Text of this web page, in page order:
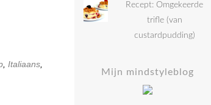
Italiaans
Recept: Omgekeerde
trifle (van
custardpudding)
Mijn mindstyleblog